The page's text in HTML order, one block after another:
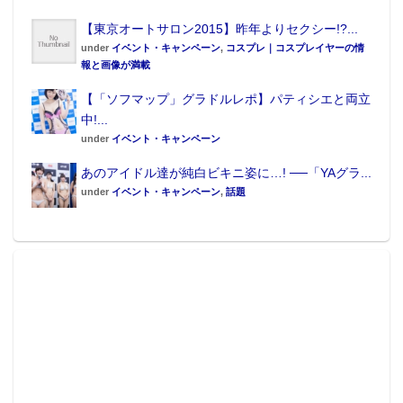
【東京オートサロン2015】昨年よりセクシー!?...
under イベント・キャンペーン, コスプレ｜コスプレイヤーの情
報と画像が満載
【「ソフマップ」グラドルレポ】パティシエと両立
中!...
under イベント・キャンペーン
あのアイドル達が純白ビキニ姿に…! ──「YAグラ...
under イベント・キャンペーン, 話題